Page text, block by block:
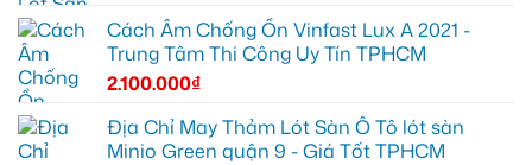
Cách Âm Chống Ồn Vinfast Lux A 2021 -
Trung Tâm Thi Công Uy Tín TPHCM
2.100.000₫
Địa Chỉ May Thảm Lót Sàn Ô Tô lót sàn
Minio Green quận 9 - Giá Tốt TPHCM